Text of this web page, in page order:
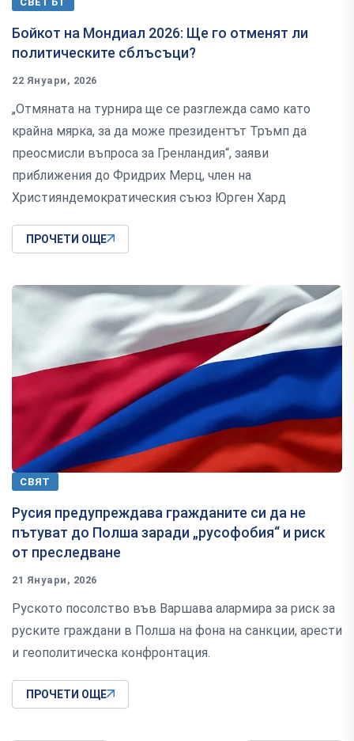
Бойкот на Мондиал 2026: Ще го отменят ли
политическите сблъсъци?
22 Януари, 2026
„Отмяната на турнира ще се разглежда само като
крайна мярка, за да може президентът Тръмп да
преосмисли въпроса за Гренландия“, заяви
приближения до Фридрих Мерц, член на
Християндемократическия съюз Юрген Хард
ПРОЧЕТИ ОЩЕ
СВЯТ
Русия предупреждава гражданите си да не
пътуват до Полша заради „русофобия“ и риск
от преследване
21 Януари, 2026
Руското посолство във Варшава алармира за риск за
руските граждани в Полша на фона на санкции, арести
и геополитическа конфронтация.
ПРОЧЕТИ ОЩЕ